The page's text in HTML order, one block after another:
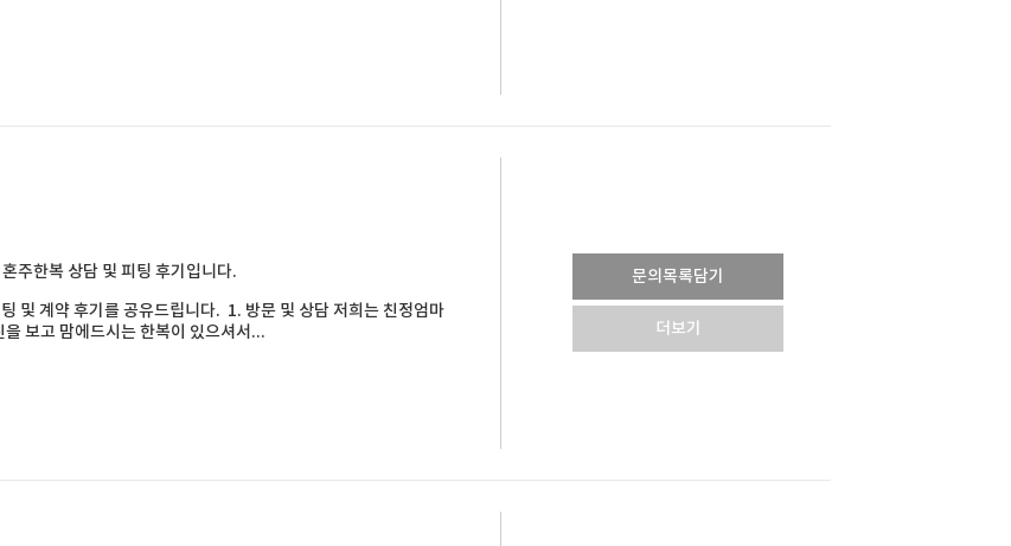
주한복 상담 및 피팅 후기입니다.
및 계약 후기를 공유드립니다. 1. 방문 및 상담 저희는 친정엄마
을 보고 맘에드시는 한복이 있으셔서...
문의목록담기
더보기